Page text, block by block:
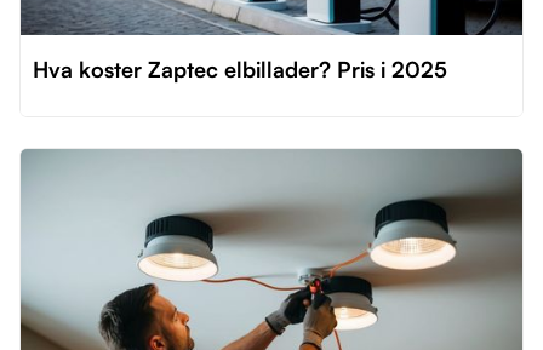
Hva koster Zaptec elbillader? Pris i 2025